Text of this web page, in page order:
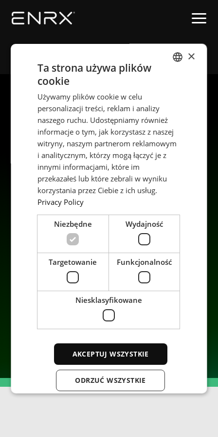
Produkty
Zastosowania
Zrównoważony rozwój
Kariera
Kontakt
FRENCH
PORTUGESE
SPANISH
×
Ta strona używa plików
cookie
Używamy plików cookie w celu
personalizacji treści, reklam i analizy
naszego ruchu. Udostępniamy również
informacje o tym, jak korzystasz z naszej
witryny, naszym partnerom reklamowym
i analitycznym, którzy mogą łączyć je z
innymi informacjami, które im
przekazałeś lub które zebrali w wyniku
korzystania przez Ciebie z ich usług.
Privacy Policy
Niezbędne Wydajność
Targetowanie Funkcjonalność
Niesklasyfikowane
AKCEPTUJ WSZYSTKIE
ODRZUĆ WSZYSTKIE